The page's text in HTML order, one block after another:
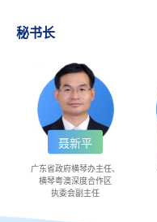
秘书长
聂新平
广东省政府横琴办主任、
横琴粤澳深度合作区
执委会副主任